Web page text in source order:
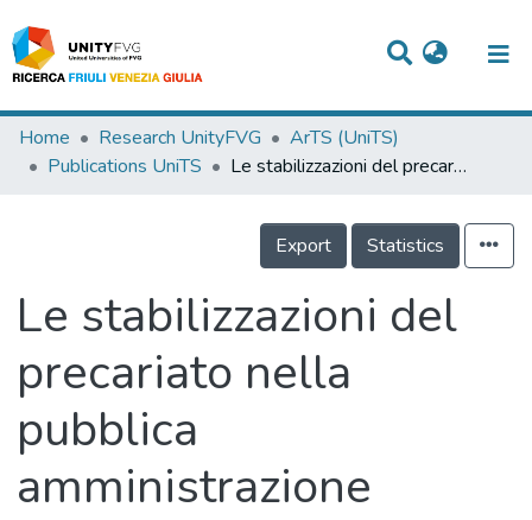
Titles
Events
Projects
People
Home Research UnityFVG
ArTS (UniTS)
Publications UniTS
Le stabilizzazioni del precariato nella pubblica amministrazione
Export Statistics
Le stabilizzazioni del
precariato nella
pubblica
amministrazione